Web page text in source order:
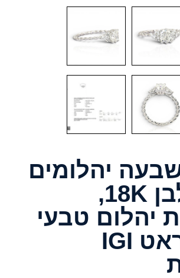
יהלומים
מזהב לבן 18K,
יהלום טבעי
1.34 קראט IGI